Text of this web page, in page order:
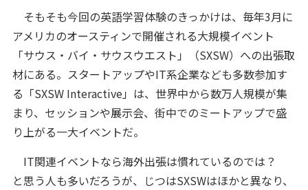
そもそも今回の英語学習体験のきっかけは、毎年3月に
アメリカのオースティンで開催される大規模イベント
「サウス・バイ・サウスウエスト」（SXSW）への出張取
材にある。スタートアップやIT系企業なども多数参加す
る「SXSW Interactive」は、世界中から数万人規模が集
まり、セッションや展示会、街中でのミートアップで盛
り上がる一大イベントだ。
IT関連イベントなら海外出張は慣れているのでは？
と思う人も多いだろうが、じつはSXSWはほかと異なり、